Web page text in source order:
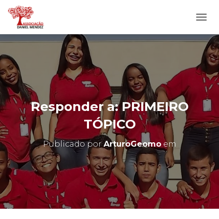
L
T
E
R
N
A
N
A
E
G
O
Responder a: PRIMEIRO
TÓPICO
Publicado porArturoGeomoem